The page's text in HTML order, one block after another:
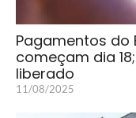
Pagamentos do
começam dia
liberado
11/08/2025